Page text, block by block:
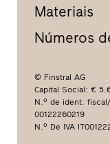
Materiais
Números
© Finstral AG
Capital Social: €
N.º de ident.
00122260219
N.º De IVA